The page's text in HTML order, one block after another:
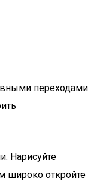
переходами
Нарисуйте
широко откройте